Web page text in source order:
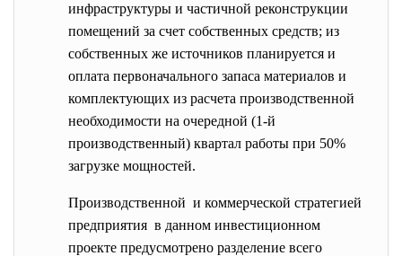
инфраструктуры и частичной реконструкции
помещений за счет собственных средств; из
собственных же источников планируется и
оплата первоначального запаса материалов и
комплектующих из расчета производственной
необходимости на очередной (1-й
производственный) квартал работы при 50%
загрузке мощностей.
Производственной и коммерческой стратегией
предприятия в данном инвестиционном
проекте предусмотрено разделение всего